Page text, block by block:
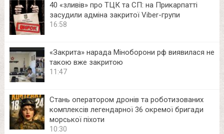
40 «зливів» про ТЦК та СП: на Прикарпатті
засудили адміна закритої Viber-групи
16:58
«Закрита» нарада Міноборони рф виявилася не
такою вже закритою
11:47
Стань оператором дронів та роботизованих
комплексів легендарної 36 окремої бригади
морської піхоти
10:30